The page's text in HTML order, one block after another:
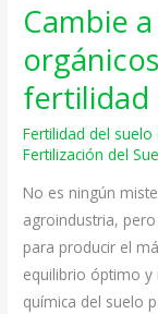
Cambie
fertilidad
Fertilidad del
Fertilización del
No es ningún
agroindustria,
para producir el
equilibrio óptimo y
química del suelo
Cambie
fertilizantes
orgánicos
para
mejorar
del
suelo